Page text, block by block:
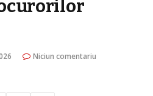
Niciun comentariu